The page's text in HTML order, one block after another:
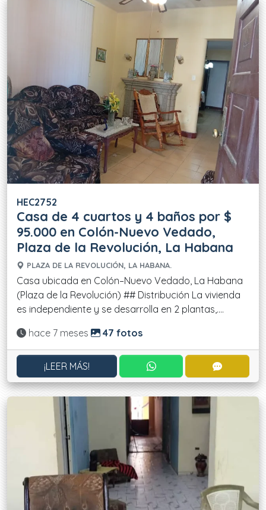
HEC2752
Casa de 4 cuartos y 4 baños por $
95.000 en Colón-Nuevo Vedado,
Plaza de la Revolución, La Habana
PLAZA DE LA REVOLUCIÓN, LA HABANA.
Casa ubicada en Colón–Nuevo Vedado, La Habana
(Plaza de la Revolución) ## Distribución La vivienda
es independiente y se desarrolla en 2 plantas,....
Actualizado:
hace 7 meses 47 fotos
¡LEER MÁS! CONTACTAR POR